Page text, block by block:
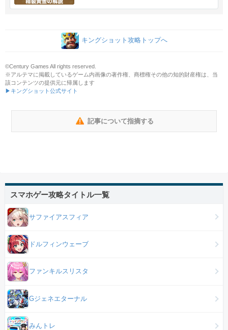
キングショット攻略トップへ
©Century Games All rights reserved.
※アルテマに掲載しているゲーム内画像の著作権、商標権その他の知的財産権は、当
該コンテンツの提供元に帰属します
▶キングショット公式サイト
記事について指摘する
スマホゲー攻略タイトル一覧
サファイアスフィア
ドルフィンウェーブ
ファンキルスリスタ
Gジェネエターナル
みんトレ